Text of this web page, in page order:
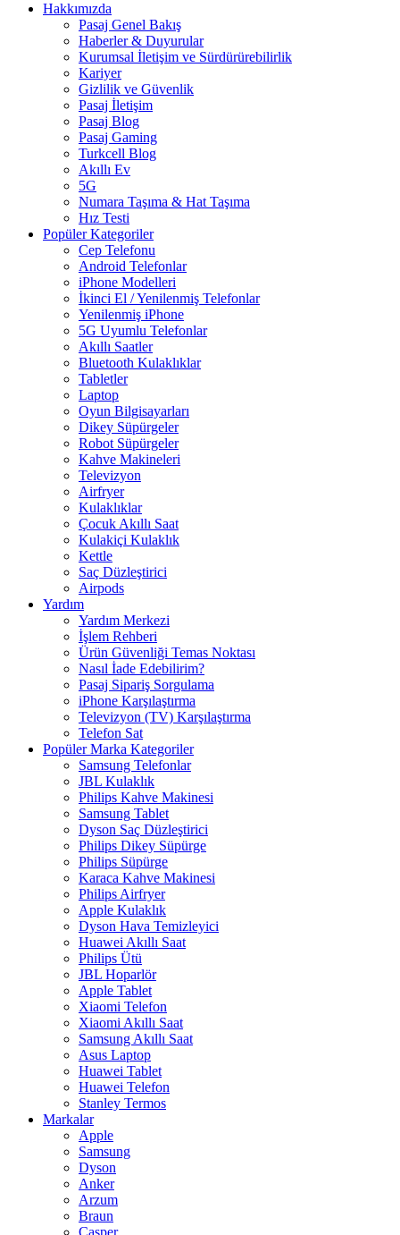
Hakkımızda
Pasaj Genel Bakış
Haberler & Duyurular
Kurumsal İletişim ve Sürdürürebilirlik
Kariyer
Gizlilik ve Güvenlik
Pasaj İletişim
Pasaj Blog
Pasaj Gaming
Turkcell Blog
Akıllı Ev
5G
Numara Taşıma & Hat Taşıma
Hız Testi
Popüler Kategoriler
Cep Telefonu
Android Telefonlar
iPhone Modelleri
İkinci El / Yenilenmiş Telefonlar
Yenilenmiş iPhone
5G Uyumlu Telefonlar
Akıllı Saatler
Bluetooth Kulaklıklar
Tabletler
Laptop
Oyun Bilgisayarları
Dikey Süpürgeler
Robot Süpürgeler
Kahve Makineleri
Televizyon
Airfryer
Kulaklıklar
Çocuk Akıllı Saat
Kulakiçi Kulaklık
Kettle
Saç Düzleştirici
Airpods
Yardım
Yardım Merkezi
İşlem Rehberi
Ürün Güvenliği Temas Noktası
Nasıl İade Edebilirim?
Pasaj Sipariş Sorgulama
iPhone Karşılaştırma
Televizyon (TV) Karşılaştırma
Telefon Sat
Popüler Marka Kategoriler
Samsung Telefonlar
JBL Kulaklık
Philips Kahve Makinesi
Samsung Tablet
Dyson Saç Düzleştirici
Philips Dikey Süpürge
Philips Süpürge
Karaca Kahve Makinesi
Philips Airfryer
Apple Kulaklık
Dyson Hava Temizleyici
Huawei Akıllı Saat
Philips Ütü
JBL Hoparlör
Apple Tablet
Xiaomi Telefon
Xiaomi Akıllı Saat
Samsung Akıllı Saat
Asus Laptop
Huawei Tablet
Huawei Telefon
Stanley Termos
Markalar
Apple
Samsung
Dyson
Anker
Arzum
Braun
Casper